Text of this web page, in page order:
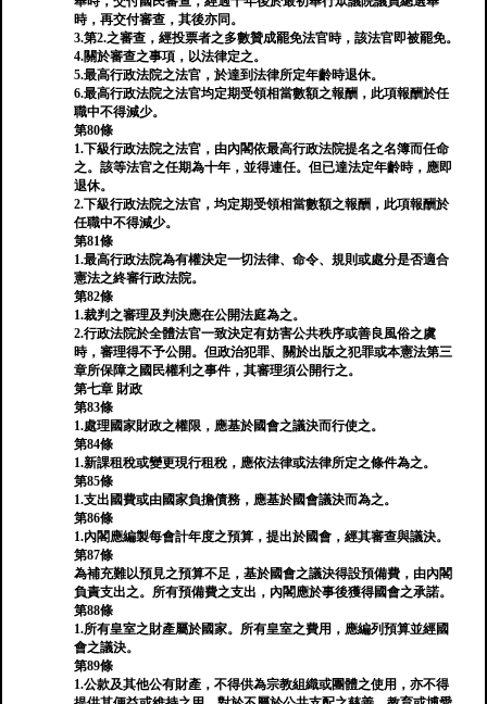
時，再交付審查，其後亦同。
3.第2.之審查，經投票者之多數贊成罷免法官時，該法官即被罷免。
4.關於審查之事項，以法律定之。
5.最高行政法院之法官，於達到法律所定年齡時退休。
6.最高行政法院之法官均定期受領相當數額之報酬，此項報酬於任
職中不得減少。
第80條
1.下級行政法院之法官，由內閣依最高行政法院提名之名簿而任命
之。該等法官之任期為十年，並得連任。但已達法定年齡時，應即
退休。
2.下級行政法院之法官，均定期受領相當數額之報酬，此項報酬於
任職中不得減少。
第81條
1.最高行政法院為有權決定一切法律、命令、規則或處分是否適合
憲法之終審行政法院。
第82條
1.裁判之審理及判決應在公開法庭為之。
2.行政法院於全體法官一致決定有妨害公共秩序或善良風俗之虞
時，審理得不予公開。但政治犯罪、關於出版之犯罪或本憲法第三
章所保障之國民權利之事件，其審理須公開行之。
第七章 財政
第83條
1.處理國家財政之權限，應基於國會之議決而行使之。
第84條
1.新課租稅或變更現行租稅，應依法律或法律所定之條件為之。
第85條
1.支出國費或由國家負擔債務，應基於國會議決而為之。
第86條
1.內閣應編製每會計年度之預算，提出於國會，經其審查與議決。
第87條
為補充難以預見之預算不足，基於國會之議決得設預備費，由內閣
負責支出之。所有預備費之支出，內閣應於事後獲得國會之承諾。
第88條
1.所有皇室之財產屬於國家。所有皇室之費用，應編列預算並經國
會之議決。
第89條
1.公款及其他公有財產，不得供為宗教組織或團體之使用，亦不得